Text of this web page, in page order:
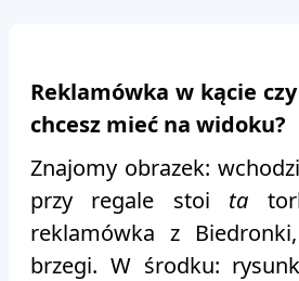
Reklamówka w kącie
chcesz mieć na widoku?
Znajomy obrazek:
przy regale stoi ta
reklamówka z
brzegi. W środku: